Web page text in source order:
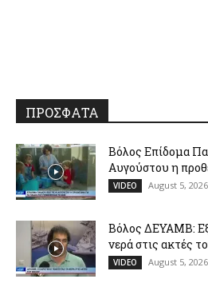
ΠΡΟΣΦΑΤΑ
Βόλος Επίδομα
Αυγούστου η
VIDEO August 5, 2026
Βόλος ΔΕΥΑΜΒ:
νερά στις ακτές
VIDEO August 5, 2026